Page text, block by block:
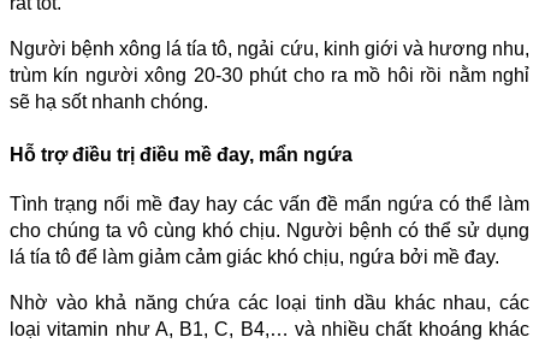
Người bệnh xông lá tía tô, ngải cứu, kinh giới và hương nhu,
trùm kín người xông 20-30 phút cho ra mồ hôi rồi nằm nghỉ
sẽ hạ sốt nhanh chóng.
Hỗ trợ điều trị điều mề đay, mẩn ngứa
Tình trạng nổi mề đay hay các vấn đề mẩn ngứa có thể làm
cho chúng ta vô cùng khó chịu. Người bệnh có thể sử dụng
lá tía tô để làm giảm cảm giác khó chịu, ngứa bởi mề đay.
Nhờ vào khả năng chứa các loại tinh dầu khác nhau, các
loại vitamin như A, B1, C, B4,… và nhiều chất khoáng khác